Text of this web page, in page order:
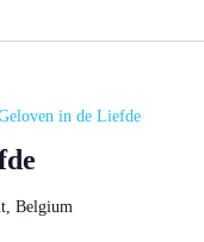
in de Liefde
Belgium